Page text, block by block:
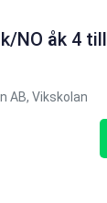
NO åk 4 till
AB, Vikskolan